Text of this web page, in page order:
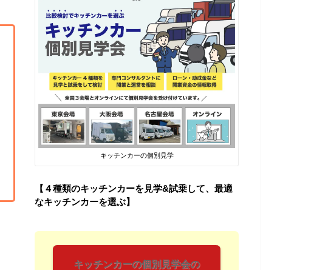
キッチンカーの個別見学
【４種類のキッチンカーを見学&試乗して、最適
なキッチンカーを選ぶ】
キッチンカーの個別見学会の